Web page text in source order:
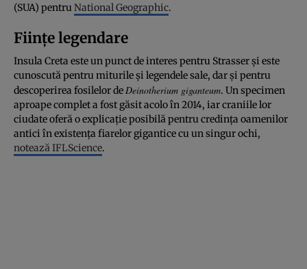
(SUA) pentru National Geographic.
Ființe legendare
Insula Creta este un punct de interes pentru Strasser și este
cunoscută pentru miturile și legendele sale, dar și pentru
descoperirea fosilelor de Deinotherium giganteum. Un specimen
aproape complet a fost găsit acolo în 2014, iar craniile lor
ciudate oferă o explicație posibilă pentru credința oamenilor
antici în existența fiarelor gigantice cu un singur ochi,
notează IFLScience.